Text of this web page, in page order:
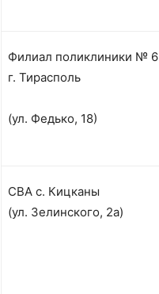
Филиал поликлиники № 6
г. Тирасполь
(ул. Федько, 18)
СВА с. Кицканы
(ул. Зелинского, 2а)